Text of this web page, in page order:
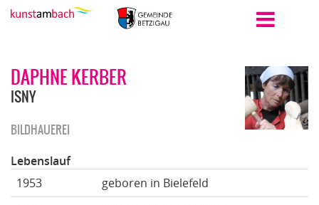
DAPHNE KERBER
ISNY
BILDHAUEREI
Lebenslauf
1953
geboren in Bielefeld